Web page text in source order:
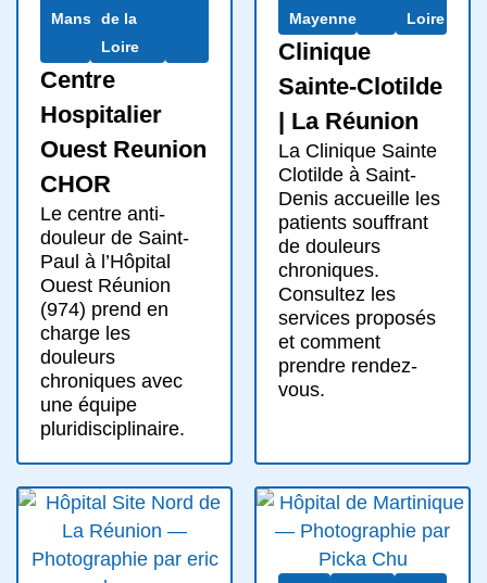
Mans
de la
Loire
Centre
Hospitalier
Ouest Reunion
CHOR
Le centre anti-
douleur de Saint-
Paul à l’Hôpital
Ouest Réunion
(974) prend en
charge les
douleurs
chroniques avec
une équipe
pluridisciplinaire.
Mayenne
Loire
Clinique
Sainte-Clotilde
| La Réunion
La Clinique Sainte
Clotilde à Saint-
Denis accueille les
patients souffrant
de douleurs
chroniques.
Consultez les
services proposés
et comment
prendre rendez-
vous.